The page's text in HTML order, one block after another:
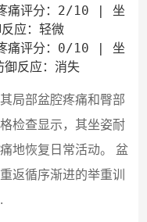
痛评分：2/10 | 坐
应：轻微
痛评分：0/10 | 坐
姿耐受时间：120+分钟 | 盆腔防御反应：消失
局部盆腔疼痛和臀部
检查显示，其坐姿耐
地恢复日常活动。 盆
返循序渐进的举重训